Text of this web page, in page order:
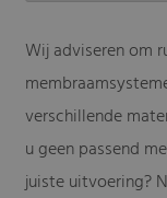
Wij adviseren om
verschillende
u geen passend
juiste uitvoering?